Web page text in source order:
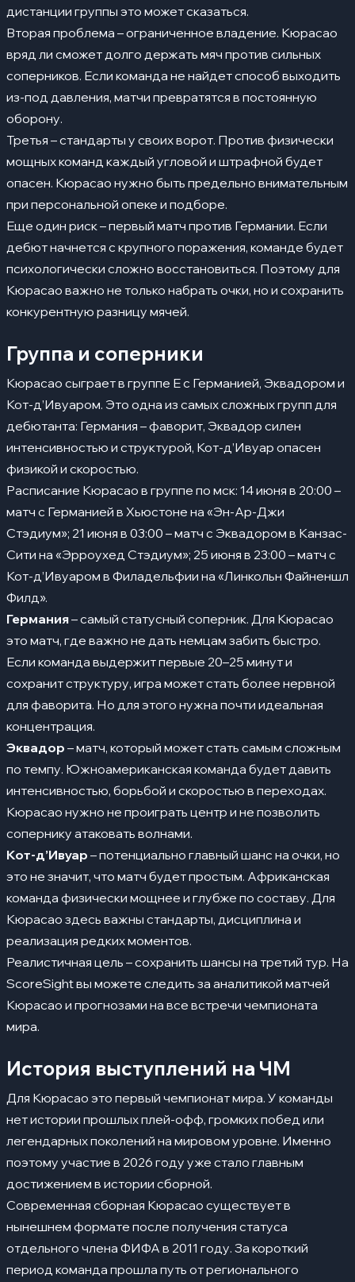
дистанции группы это может сказаться.
Вторая проблема – ограниченное владение. Кюрасао
вряд ли сможет долго держать мяч против сильных
соперников. Если команда не найдет способ выходить
из-под давления, матчи превратятся в постоянную
оборону.
Третья – стандарты у своих ворот. Против физически
мощных команд каждый угловой и штрафной будет
опасен. Кюрасао нужно быть предельно внимательным
при персональной опеке и подборе.
Еще один риск – первый матч против Германии. Если
дебют начнется с крупного поражения, команде будет
психологически сложно восстановиться. Поэтому для
Кюрасао важно не только набрать очки, но и сохранить
конкурентную разницу мячей.
Группа и соперники
Кюрасао сыграет в группе E с Германией, Эквадором и
Кот-д’Ивуаром. Это одна из самых сложных групп для
дебютанта: Германия – фаворит, Эквадор силен
интенсивностью и структурой, Кот-д’Ивуар опасен
физикой и скоростью.
Расписание Кюрасао в группе по мск: 14 июня в 20:00 –
матч с Германией в Хьюстоне на «Эн-Ар-Джи
Стэдиум»; 21 июня в 03:00 – матч с Эквадором в Канзас-
Сити на «Эрроухед Стэдиум»; 25 июня в 23:00 – матч с
Кот-д’Ивуаром в Филадельфии на «Линкольн Файненшл
Филд».
Германия– самый статусный соперник. Для Кюрасао
это матч, где важно не дать немцам забить быстро.
Если команда выдержит первые 20–25 минут и
сохранит структуру, игра может стать более нервной
для фаворита. Но для этого нужна почти идеальная
концентрация.
Эквадор – матч, который может стать самым сложным
по темпу. Южноамериканская команда будет давить
интенсивностью, борьбой и скоростью в переходах.
Кюрасао нужно не проиграть центр и не позволить
сопернику атаковать волнами.
Кот-д’Ивуар – потенциально главный шанс на очки, но
это не значит, что матч будет простым. Африканская
команда физически мощнее и глубже по составу. Для
Кюрасао здесь важны стандарты, дисциплина и
реализация редких моментов.
Реалистичная цель – сохранить шансы на третий тур. На
ScoreSightвы можете следить за аналитикой матчей
Кюрасао и прогнозами на все встречи чемпионата
мира.
История выступлений на ЧМ
Для Кюрасао это первый чемпионат мира. У команды
нет истории прошлых плей-офф, громких побед или
легендарных поколений на мировом уровне. Именно
поэтому участие в 2026 году уже стало главным
достижением в истории сборной.
Современная сборная Кюрасао существует в
нынешнем формате после получения статуса
отдельного члена ФИФА в 2011 году. За короткий
период команда прошла путь от регионального